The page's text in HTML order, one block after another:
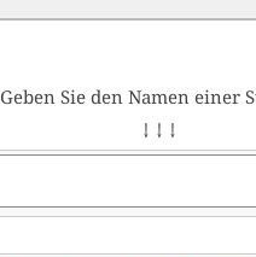
Geben Sie den Namen einer
↓ ↓ ↓